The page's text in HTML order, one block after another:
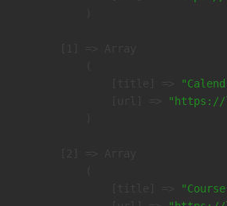
"https://